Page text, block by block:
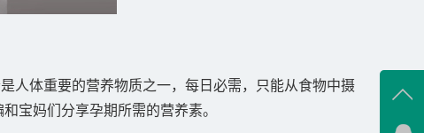
人体重要的营养物质之一，每日必需，只能从食物中摄
和宝妈们分享孕期所需的营养素。